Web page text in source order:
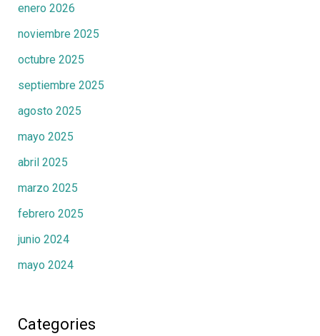
enero 2026
noviembre 2025
octubre 2025
septiembre 2025
agosto 2025
mayo 2025
abril 2025
marzo 2025
febrero 2025
junio 2024
mayo 2024
Categories